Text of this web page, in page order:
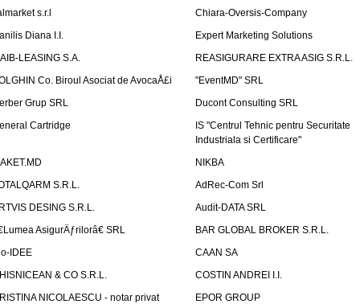
s.r.l
Chiara-Oversis-Company
Diana I.I.
Expert Marketing Solutions
LEASING S.A.
REASIGURARE EXTRA ASIG S.R.L.
Co. Biroul Asociat de AvocaÅ£i
"EventMD" SRL
Grup SRL
Ducont Consulting SRL
Cartridge
IS "Centrul Tehnic pentru Securitate
Industriala si Certificare"
NIKBA
S.R.L.
AdRec-Com Srl
DESING S.R.L.
Audit-DATA SRL
AsigurÄƒrilorâ€ SRL
BAR GLOBAL BROKER S.R.L.
IDEE
CAAN SA
& CO S.R.L.
COSTIN ANDREI I.I.
NICOLAESCU - notar privat
EPOR GROUP